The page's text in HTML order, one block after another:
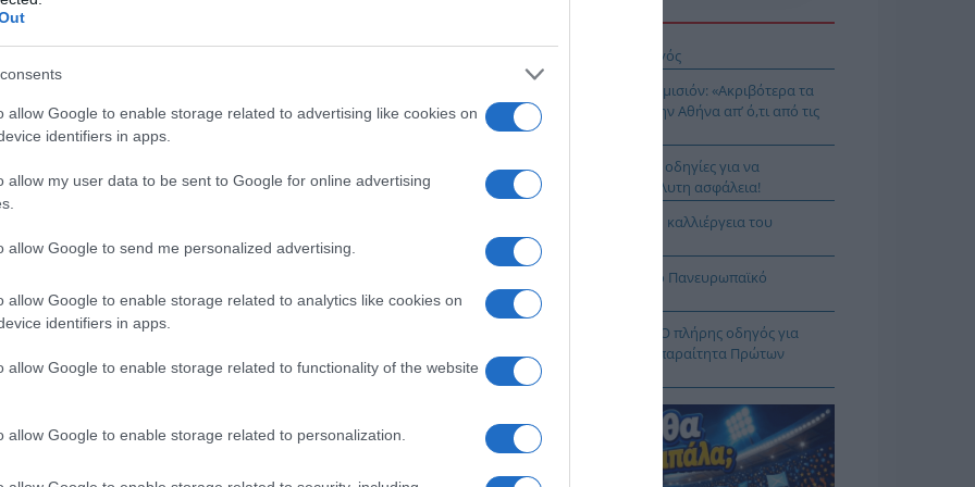
allow Google to enable storage related to advertising like cookies on
identifiers in apps.
allow my user data to be sent to Google for online advertising
allow Google to send me personalized advertising.
allow Google to enable storage related to analytics like cookies on
identifiers in apps.
allow Google to enable storage related to functionality of the website
allow Google to enable storage related to personalization.
Πρόεδρος του ΣΥΡΙΖΑ σε όλες τις παρεμβάσεις και τις
ηττημένων. Ο στόχος του ΣΥΡΙΖΑ-ΠΣ είναι να βγει πρώτο
για την προοδευτική κυβέρνηση. Και αυτό
θέλει να βάλει τη χώρα ο Κυριάκος Μητσοτάκης, ο οποίος λέει
Χρίστος Δήμας: «Προχωρούν τα έργα σε
Όσιος Νικάνωρ ο θαυματουργός
Σάκης Αρναούτογλου προς Κομισιόν: «Ακριβότερα τα
διόδια από τους Ευζώνους στην Αθήνα απ’ ό,τι από τις
Βρυξέλλες μέχρι την Ελλάδα»
Βουτιές χωρίς ρίσκο: 8 χρυσές οδηγίες για να
απολαμβάνεις το νερό με απόλυτη ασφάλεια!
ΕΡΤ3 – «Project Περιφέρεια»: Η καλλιέργεια του
ροδάκινου στη Νάουσα
Έτοιμη η Λίμνη Στράτου για το Πανευρωπαϊκό
Θαλάσσιου Σκι Νέων
Το φαρμακείο των διακοπών: Ο πλήρης οδηγός για
ασφαλείς εξορμήσεις και τα απαραίτητα Πρώτων
Βοηθειών